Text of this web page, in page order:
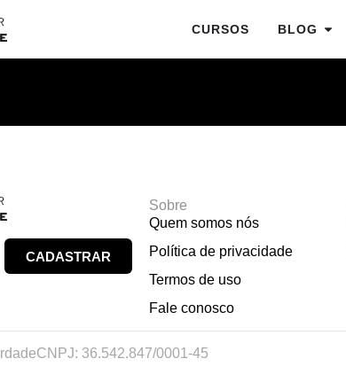
CURSOS BLOG
CADASTRAR
Sobre
Quem somos nós
Política de privacidade
Termos de uso
Fale conosco
CNPJ: 36.542.847/0001-45